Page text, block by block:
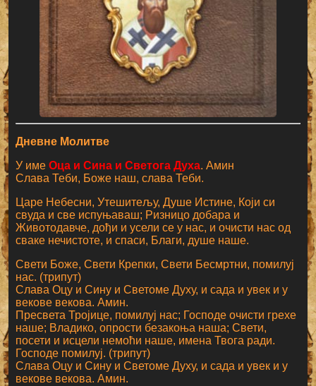
Дневне Молитве
У имеОца и Сина и Светога Духа. Амин
Слава Теби, Боже наш, слава Теби.
Царе Небесни, Утешитељу, Душе Истине, Који си
свуда и све испуњаваш; Ризницо добара и
Животодавче, дођи и усели се у нас, и очисти нас од
сваке нечистоте, и спаси, Благи, душе наше.
Свети Боже, Свети Крепки, Свети Бесмртни, помилуј
нас. (трипут)
Слава Оцу и Сину и Светоме Духу, и сада и увек и у
векове векова. Амин.
Пресвета Тројице, помилуј нас; Господе очисти грехе
наше; Владико, опрости безакоња наша; Свети,
посети и исцели немоћи наше, имена Твога ради.
Господе помилуј. (трипут)
Слава Оцу и Сину и Светоме Духу, и сада и увек и у
векове векова. Амин.